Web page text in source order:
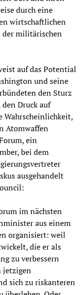
durch eine
wirtschaftlichen
der militärischen
auf das Potential
und seine
den Sturz
Druck auf
Wahrscheinlichkeit,
Atomwaffen
ein
bei dem
ausgehandelt
im nächsten
aus einem
organisiert: weil
die er als
zu verbessern
jetzigen
sich zu riskanteren